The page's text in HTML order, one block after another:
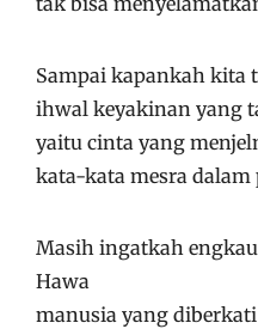
Sampai kapankah kita
ihwal keyakinan yang
yaitu cinta yang
kata-kata mesra dalam
Masih ingatkah
Hawa
manusia yang